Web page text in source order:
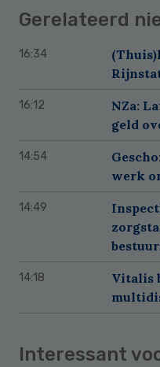
Gerelateerd
16:34
16:12
NZa:
geld
14:54
werk
14:49
14:18
Vitalis
Interessant